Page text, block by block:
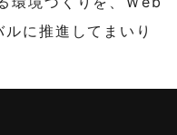
に推進してまいり